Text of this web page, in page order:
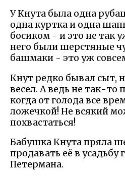
У Кнута была одна
одна куртка и одна
босиком - и это не так
него были шерстяные
башмаки - это уж
Кнут редко бывал сыт,
весел. А ведь не так-то
когда от голода все
ложечкой! Не всякий
похвастаться!
Бабушка Кнута пряла
продавать её в усадьбу
Петермана.